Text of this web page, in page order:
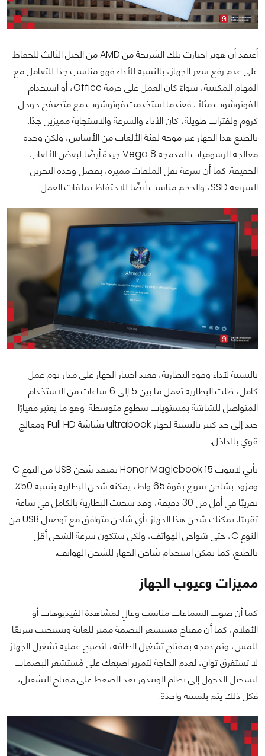
أعتقد أن هونر اختارت تلك الشريحة من AMD من الجيل الثالث للحفاظ
على عدم رفع سعر الجهاز، بالنسبة للأداء فهو مناسب جدًا للتعامل مع
المهام المكتبية، سواءً كان العمل على حزمة Office، أو استخدام
الفوتوشوب مثلًا، فعندما استخدمت فوتوشوب مع متصفح جوجل
كروم ولفترات طويلة، كان الأداء والسرعة والاستجابة مميزين جدًا.
بالطبع هذا الجهاز غير موجه لفئة الألعاب من الأساس، ولكن وحدة
معالجة الرسوميات المدمجة Vega 8 جيدة أيضًا لبعض الألعاب
الخفيفة. كما أن سرعة نقل الملفات مميزة، بفضل وحدة التخزين
السريعة SSD، والحجم مناسب أيضًا للاحتفاظ بملفات العمل.
بالنسبة لأداء وقوة البطارية، فعند اختبار الجهاز على مدار يوم عمل
كامل، ظلت البطارية تعمل ما بين 5 إلى 6 ساعات من الاستخدام
المتواصل للشاشة بمستويات سطوع متوسطة. وهو ما يعتبر معيارًا
جيد إلى حد كبير بالنسبة لجهاز ultrabook بشاشة Full HD ومعالج
قوي بالداخل.
يأتي لابتوب Honor Magicbook 15 بمنفذ شحن USB من النوع C
ومزود بشاحن سريع بقوة 65 واط، يمكنه شحن البطارية بنسبة 50٪
تقريبًا في أقل من 30 دقيقة، وقد شحنت البطارية بالكامل في ساعة
تقريبًا. يمكنك شحن هذا الجهاز بأي شاحن متوافق مع توصيل USB من
النوع C، حتى شواحن الهواتف، ولكن ستكون سرعة الشحن أقل
بالطبع. كما يمكن استخدام شاحن الجهاز للشحن الهواتف.
مميزات وعيوب الجهاز
كما أن صوت السماعات مناسب وعالٍ لمشاهدة الفيديوهات أو
الأفلام، كما أن مفتاح مستشعر البصمة مميز للغاية ويستجيب سريعًا
للمس، وتم دمجه بمفتاح تشغيل الطاقة، لتصبح عملية تشغيل الجهاز
لا تستغرق ثوانٍ، لعدم الحاجة لتمرير اصبعك على مُستشعر البصمات
لتسجيل الدخول إلى نظام الويندوز بعد الضغط على مفتاح التشغيل،
فكل ذلك يتم بلمسة واحدة.